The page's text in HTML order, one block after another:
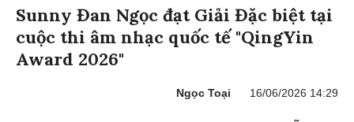
Sunny Đan Ngọc đạt Giải Đặc biệt tại
cuộc thi âm nhạc quốc tế "QingYin
Award 2026"
Ngọc Toại 16/06/2026 14:29